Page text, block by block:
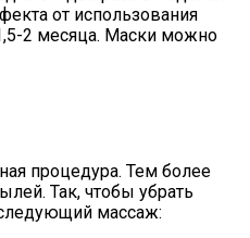
от использования
2 месяца. Маски можно
процедура. Тем более
Так, чтобы убрать
массаж: